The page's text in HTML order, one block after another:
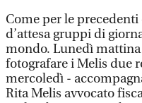
Come per le
d’attesa gruppi di
mondo. Lunedì
fotografare i Melis due
mercoledì -
Rita Melis avvocato